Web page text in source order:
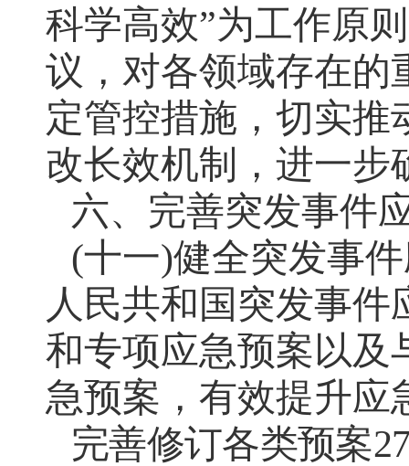
科学高效”为工作原
议，对各领域存在的
定管控措施，切实推
改长效机制，进一步
六、完善突发事件
(十一)健全突发事
人民共和国突发事
和专项应急预案以及
急预案，有效提升应
完善修订各类预案